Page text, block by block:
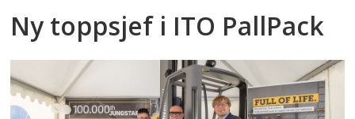
Ny toppsjef i ITO PallPack